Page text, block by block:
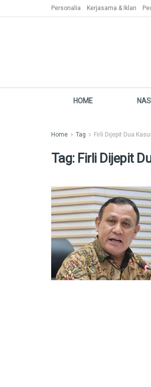
Personalia Kerjasama & Iklan
HOME
Home Tag Firli Dijepit Dua
Tag: Firli Dijepit